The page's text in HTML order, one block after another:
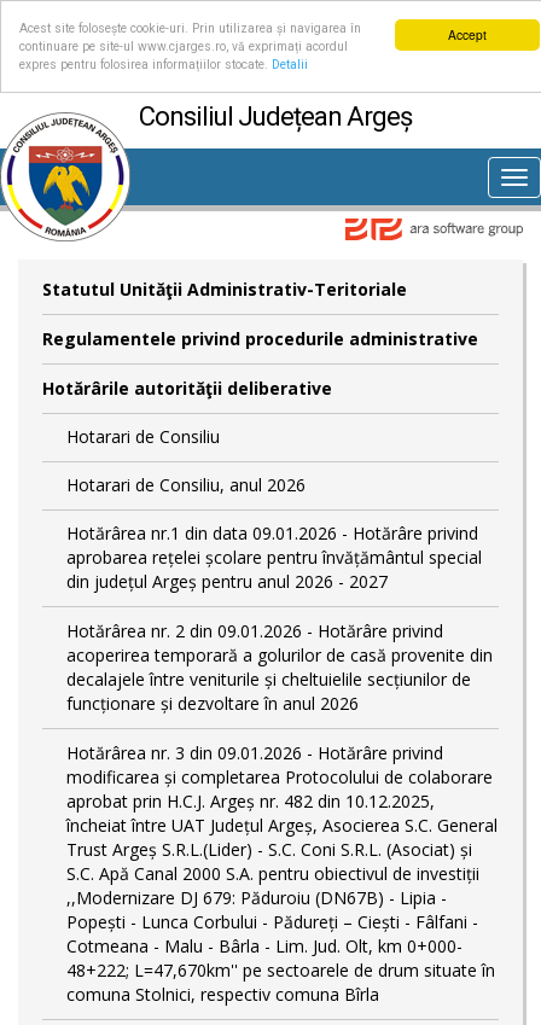
Accept
Acest site folosește cookie-uri. Prin utilizarea și navigarea în
continuare pe site-ul www.cjarges.ro, vă exprimați acordul
expres pentru folosirea informațiilor stocate.
Detalii
Consiliul Județean Argeș
Statutul Unităţii Administrativ-Teritoriale
Regulamentele privind procedurile administrative
Hotărârile autorităţii deliberative
Hotarari de Consiliu
Hotarari de Consiliu, anul 2026
Hotărârea nr.1 din data 09.01.2026 - Hotărâre privind
aprobarea rețelei școlare pentru învățământul special
din județul Argeș pentru anul 2026 - 2027
Hotărârea nr. 2 din 09.01.2026 - Hotărâre privind
acoperirea temporară a golurilor de casă provenite din
decalajele între veniturile și cheltuielile secțiunilor de
funcționare și dezvoltare în anul 2026
Hotărârea nr. 3 din 09.01.2026 - Hotărâre privind
modificarea și completarea Protocolului de colaborare
aprobat prin H.C.J. Argeș nr. 482 din 10.12.2025,
încheiat între UAT Județul Argeș, Asocierea S.C. General
Trust Argeș S.R.L.(Lider) - S.C. Coni S.R.L. (Asociat) și
S.C. Apă Canal 2000 S.A. pentru obiectivul de investiții
,,Modernizare DJ 679: Păduroiu (DN67B) - Lipia -
Popești - Lunca Corbului - Pădureți – Ciești - Fâlfani -
Cotmeana - Malu - Bârla - Lim. Jud. Olt, km 0+000-
48+222; L=47,670km'' pe sectoarele de drum situate în
comuna Stolnici, respectiv comuna Bîrla